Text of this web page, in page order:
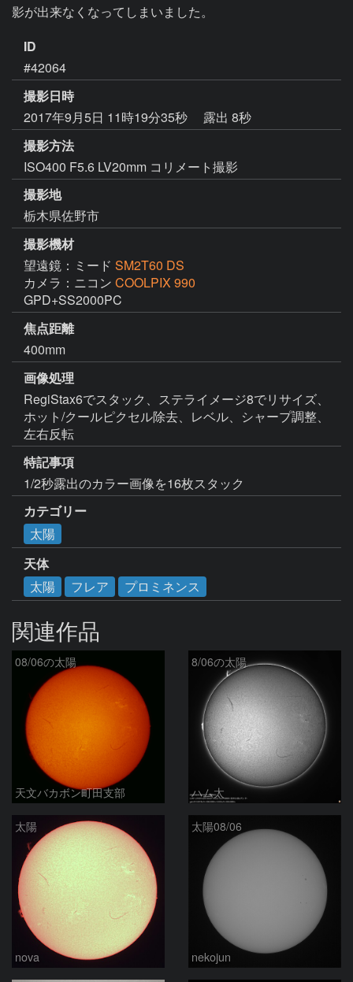
影が出来なくなってしまいました。
ID
#42064
撮影日時
2017年9月5日 11時19分35秒
露出 8秒
撮影方法
ISO400 F5.6 LV20mm コリメート撮影
撮影地
栃木県佐野市
撮影機材
望遠鏡：ミード SM2T60 DS
カメラ：ニコン COOLPIX 990
GPD+SS2000PC
焦点距離
400mm
画像処理
RegiStax6でスタック、ステライメージ8でリサイズ、
ホット/クールピクセル除去、レベル、シャープ調整、
左右反転
特記事項
1/2秒露出のカラー画像を16枚スタック
カテゴリー
太陽
天体
太陽
フレア プロミネンス
関連作品
08/06の太陽
天文バカボン町田支部
8/06の太陽
ハム太
太陽
nova
太陽08/06
nekojun